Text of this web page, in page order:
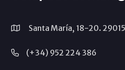
Santa María, 18-20.
(+34) 952 224 386